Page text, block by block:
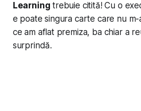
Learning trebuie citită! Cu o
e poate singura carte care nu
ce am aflat premiza, ba chiar a
surprindă.